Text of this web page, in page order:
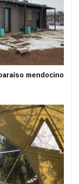
mendocino